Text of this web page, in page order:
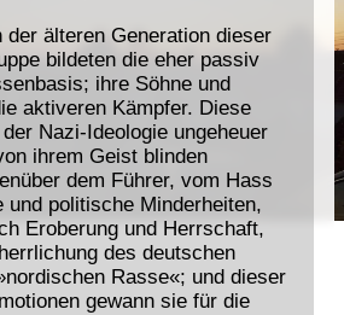
der älteren Generation dieser
bildeten die eher passiv
ihre Söhne und
aktiveren Kämpfer. Diese
Nazi-Ideologie ungeheuer
ihrem Geist blinden
dem Führer, vom Hass
und politische Minderheiten,
Eroberung und Herrschaft,
des deutschen
Rasse«; und dieser
gewann sie für die